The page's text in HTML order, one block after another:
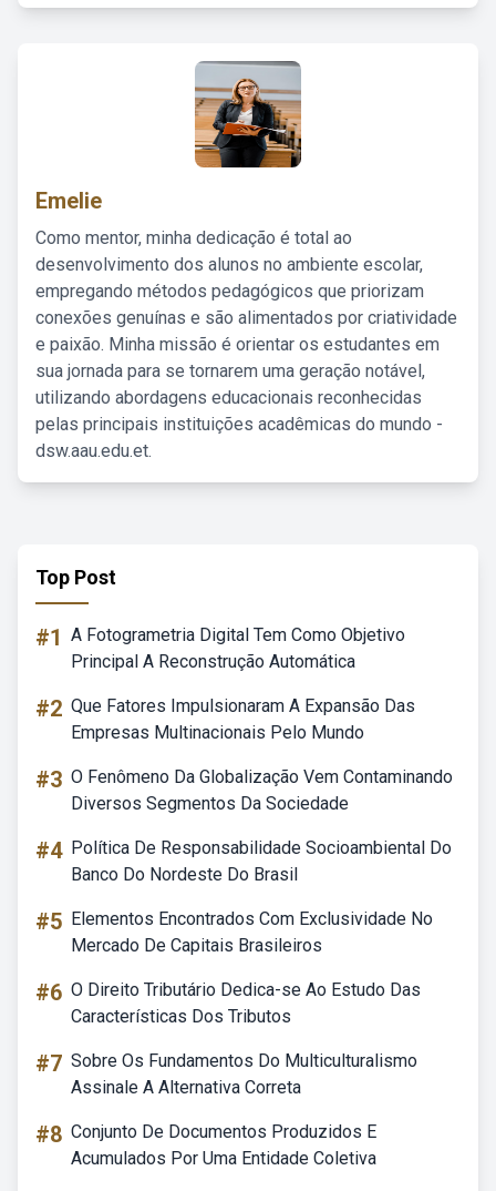
Emelie
Como mentor, minha dedicação é total ao
desenvolvimento dos alunos no ambiente escolar,
empregando métodos pedagógicos que priorizam
conexões genuínas e são alimentados por criatividade
e paixão. Minha missão é orientar os estudantes em
sua jornada para se tornarem uma geração notável,
utilizando abordagens educacionais reconhecidas
pelas principais instituições acadêmicas do mundo -
dsw.aau.edu.et.
Top Post
#1 A Fotogrametria Digital Tem Como Objetivo
Principal A Reconstrução Automática
#2 Que Fatores Impulsionaram A Expansão Das
Empresas Multinacionais Pelo Mundo
#3 O Fenômeno Da Globalização Vem Contaminando
Diversos Segmentos Da Sociedade
#4 Política De Responsabilidade Socioambiental Do
Banco Do Nordeste Do Brasil
#5 Elementos Encontrados Com Exclusividade No
Mercado De Capitais Brasileiros
#6 O Direito Tributário Dedica-se Ao Estudo Das
Características Dos Tributos
#7 Sobre Os Fundamentos Do Multiculturalismo
Assinale A Alternativa Correta
#8 Conjunto De Documentos Produzidos E
Acumulados Por Uma Entidade Coletiva